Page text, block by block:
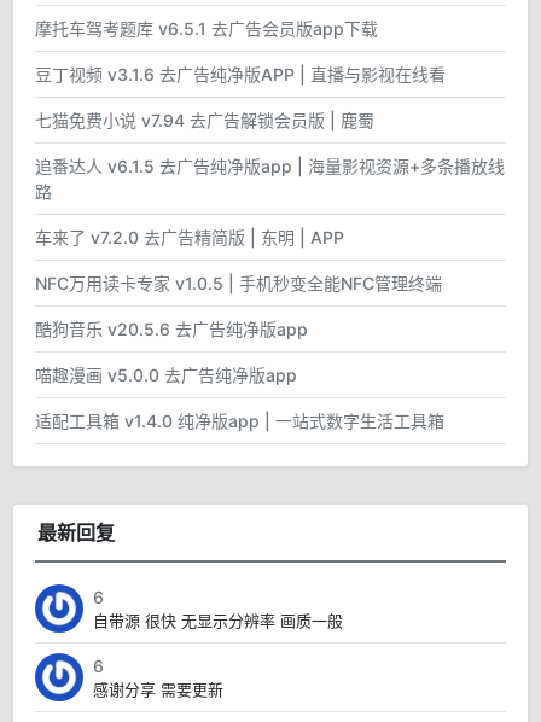
摩托车驾考题库 v6.5.1 去广告会员版app下载
豆丁视频 v3.1.6 去广告纯净版APP | 直播与影视在线看
七猫免费小说 v7.94 去广告解锁会员版 | 鹿蜀
追番达人 v6.1.5 去广告纯净版app | 海量影视资源+多条播放线
路
车来了 v7.2.0 去广告精简版 | 东明 | APP
NFC万用读卡专家 v1.0.5 | 手机秒变全能NFC管理终端
酷狗音乐 v20.5.6 去广告纯净版app
喵趣漫画 v5.0.0 去广告纯净版app
适配工具箱 v1.4.0 纯净版app | 一站式数字生活工具箱
最新回复
6
自带源 很快 无显示分辨率 画质一般
6
感谢分享 需要更新